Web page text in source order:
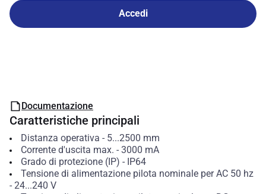
Accedi
Documentazione
Caratteristiche principali
Distanza operativa - 5...2500 mm
Corrente d'uscita max. - 3000 mA
Grado di protezione (IP) - IP64
Tensione di alimentazione pilota nominale per AC 50 hz
- 24...240 V